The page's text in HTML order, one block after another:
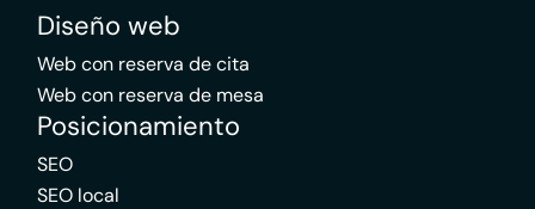
Diseño web
Web con reserva de cita
Web con reserva de mesa
Posicionamiento
SEO
SEO local